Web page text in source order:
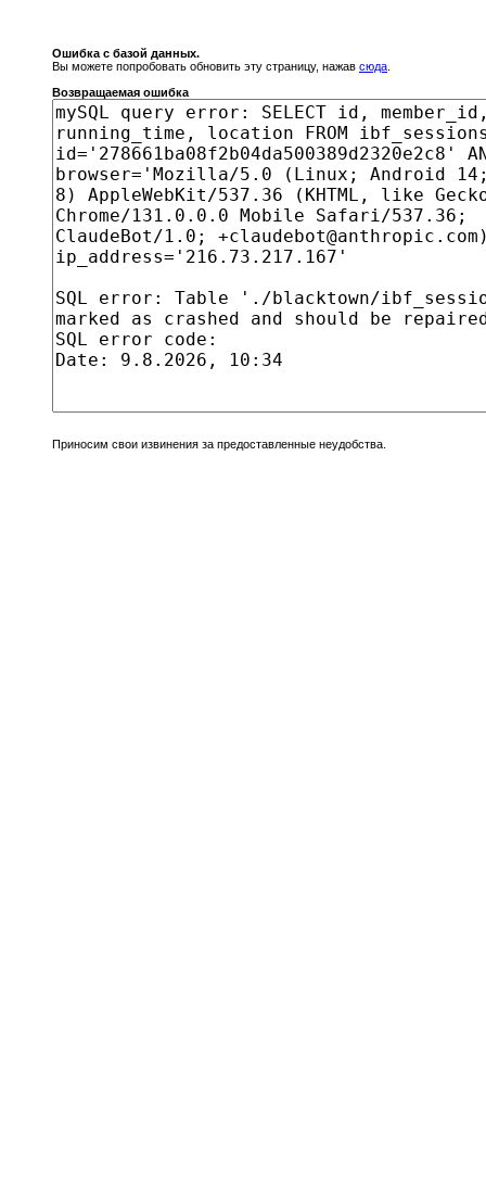
Ошибка с базой данных.
Вы можете попробовать обновить эту страницу, нажав сюда
Возвращаемая ошибка
Приносим свои извинения за предоставленные неудобства.